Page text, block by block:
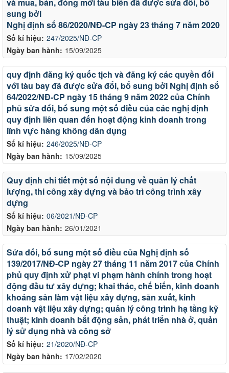
Số kí hiệu: 247/2025/NĐ-CP
Ngày ban hành: 15/09/2025
sung bởi
Nghị định số 86/2020/NĐ-CP ngày 23 tháng 7 năm 2020
Số kí hiệu: 246/2025/NĐ-CP
Ngày ban hành: 15/09/2025
quy định đăng ký quốc tịch và đăng ký các quyền đối
với tàu bay đã được sửa đổi, bổ sung bởi Nghị định số
64/2022/NĐ-CP ngày 15 tháng 9 năm 2022 của Chính
phủ sửa đổi, bổ sung một số điều của các nghị định
quy định liên quan đến hoạt động kinh doanh trong
lĩnh vực hàng không dân dụng
Số kí hiệu: 06/2021/NĐ-CP
Ngày ban hành: 26/01/2021
Quy định chi tiết một số nội dung về quản lý chất
lượng, thi công xây dựng và bảo trì công trình xây
dựng
Số kí hiệu: 21/2020/NĐ-CP
Ngày ban hành: 17/02/2020
Sửa đổi, bổ sung một số điều của Nghị định số
139/2017/NĐ-CP ngày 27 tháng 11 năm 2017 của Chính
phủ quy định xử phạt vi phạm hành chính trong hoạt
động đầu tư xây dựng; khai thác, chế biến, kinh doanh
khoáng sản làm vật liệu xây dựng, sản xuất, kinh
doanh vật liệu xây dựng; quản lý công trình hạ tầng kỹ
thuật; kinh doanh bất động sản, phát triển nhà ở, quản
lý sử dụng nhà và công sở